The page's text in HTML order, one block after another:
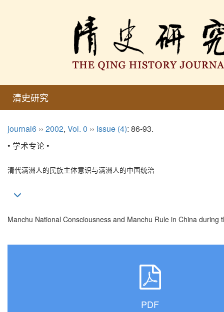
清史研究
journal6 ›› 2002, Vol. 0 ›› Issue (4): 86-93.
• 学术专论 •
清代满洲人的民族主体意识与满洲人的中国统治
Manchu National Consciousness and Manchu Rule in China during
PDF